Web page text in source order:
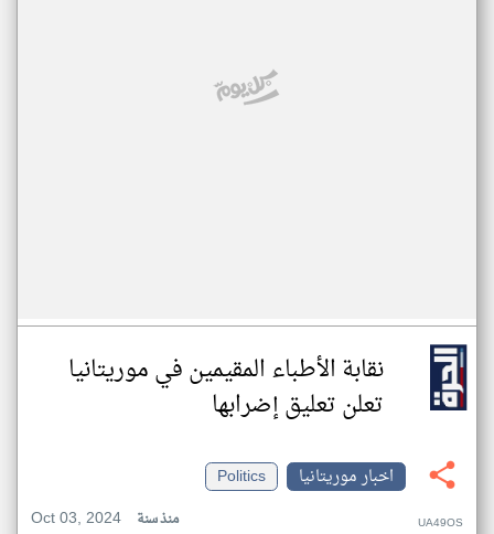
نقابة الأطباء المقيمين في موريتانيا
تعلن تعليق إضرابها
اخبار موريتانيا
Politics
Oct 03, 2024
منذ سنة UA49OS